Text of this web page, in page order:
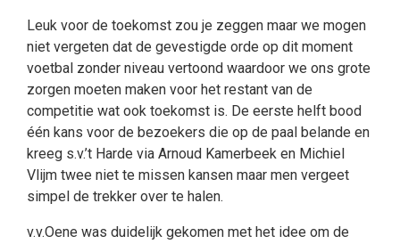
Leuk voor de toekomst zou je zeggen maar we mogen
niet vergeten dat de gevestigde orde op dit moment
voetbal zonder niveau vertoond waardoor we ons grote
zorgen moeten maken voor het restant van de
competitie wat ook toekomst is. De eerste helft bood
één kans voor de bezoekers die op de paal belande en
kreeg s.v.’t Harde via Arnoud Kamerbeek en Michiel
Vlijm twee niet te missen kansen maar men vergeet
simpel de trekker over te halen.
v.v.Oene was duidelijk gekomen met het idee om de